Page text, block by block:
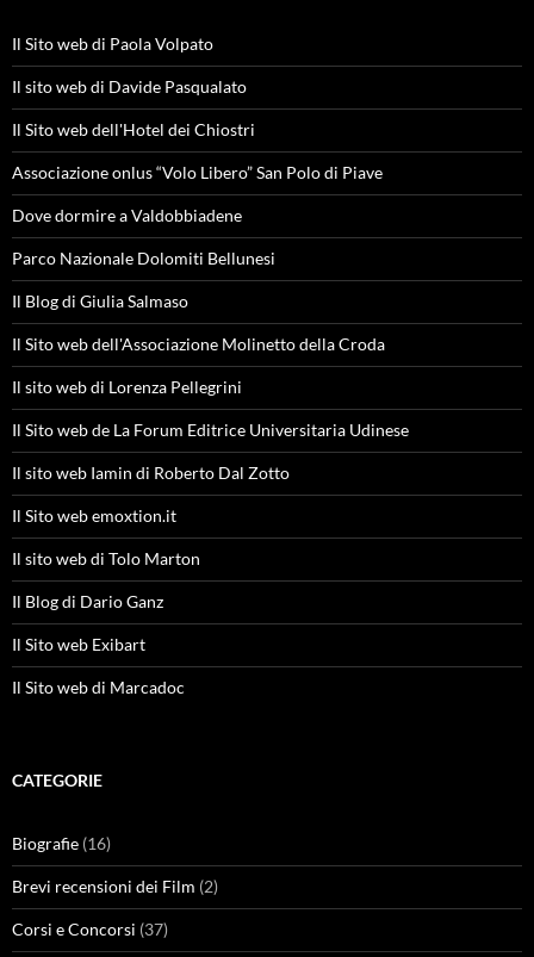
Il Sito web di Paola Volpato
Il sito web di Davide Pasqualato
Il Sito web dell'Hotel dei Chiostri
Associazione onlus “Volo Libero” San Polo di Piave
Dove dormire a Valdobbiadene
Parco Nazionale Dolomiti Bellunesi
Il Blog di Giulia Salmaso
Il Sito web dell'Associazione Molinetto della Croda
Il sito web di Lorenza Pellegrini
Il Sito web de La Forum Editrice Universitaria Udinese
Il sito web Iamin di Roberto Dal Zotto
Il Sito web emoxtion.it
Il sito web di Tolo Marton
Il Blog di Dario Ganz
Il Sito web Exibart
Il Sito web di Marcadoc
CATEGORIE
Biografie (16)
Brevi recensioni dei Film (2)
Corsi e Concorsi (37)